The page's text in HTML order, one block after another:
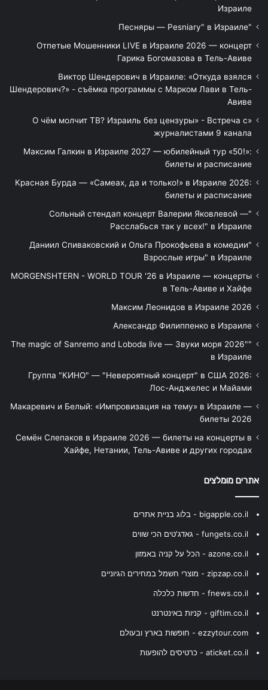
Израиле
"Песняры — Pesniary" в Израиле
Отпетые Мошенники LIVE в Израиле 2026 — концерт
Гарика Богомазова в Тель-Авиве
Виктор Шендерович в Израиле: «Откуда взялся
Шендерович?» - съёмка программы с Марком Лави в Тель-
Авиве
«О чём молчит ТВ? Израиль без цензуры» - Встреча с
журналистами 9 канала
Максим Галкин в Израиле 2027 — юбилейный тур «50!»:
билеты и расписание
Красная Бурда — «Самеах, да и только!» в Израиле 2026:
билеты и расписание
"Сольный стендап концерт Валерии Яковлевой —
Расслабься так у всех!" в Израиле
"Даниил Спиваковский и Ольга Прокофьева в комедии
Взрослые игры" в Израиле
MORGENSHTERN - WORLD TOUR '26 в Израиле — концерты
в Тель-Авиве и Хайфе
Максим Леонидов в Израиле 2026
Александр Филиппенко в Израиле
"The magic of Sanremo and Loboda live — Звуки моря 2026"
в Израиле
Группа "КИНО" — "Невероятный концерт" в США 2026:
Лос-Анджелес и Майами
Макаревич и Белый: «Импровизация на тему» в Израиле —
билеты 2026
Семён Слепаков в Израиле 2026 — билеты на концерты в
Хайфе, Нетании, Тель-Авиве и других городах
אתרים מומלצים
bigapple.co.il - בלוג בניית אתרים
fungets.co.il - גאדג'טים הכי שווים
azone.co.il - הכל על קניה באמזון
zipzap.co.il - מוצרי חשמל במחירים הגיוניים
fnews.co.il - חדשות כלכלה
giftim.co.il - קניות באינטרנט
ezzytour.com - חופשות בארץ ובעולם
aticket.co.il - כרטיסים להופעות